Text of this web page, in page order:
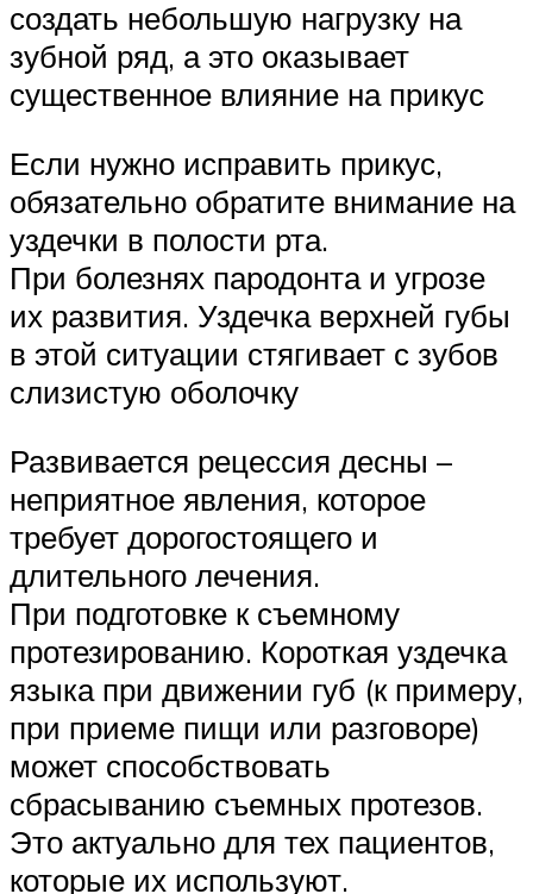
создать небольшую нагрузку на
зубной ряд, а это оказывает
существенное влияние на прикус
Если нужно исправить прикус,
обязательно обратите внимание на
уздечки в полости рта.
При болезнях пародонта и угрозе
их развития. Уздечка верхней губы
в этой ситуации стягивает с зубов
слизистую оболочку
Развивается рецессия десны –
неприятное явления, которое
требует дорогостоящего и
длительного лечения.
При подготовке к съемному
протезированию. Короткая уздечка
языка при движении губ (к примеру,
при приеме пищи или разговоре)
может способствовать
сбрасыванию съемных протезов.
Это актуально для тех пациентов,
которые их используют.